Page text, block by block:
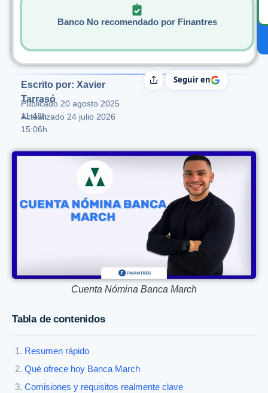
Banco No recomendado por Finantres
Escrito por: Xavier
Tarrasó
Publicado 20 agosto 2025
11:48h
Actualizado 24 julio 2026
15:06h
CompartirSeguir en
Cuenta Nómina Banca March
Tabla de contenidos
Resumen rápido
Qué ofrece hoy Banca March
Comisiones y requisitos realmente clave